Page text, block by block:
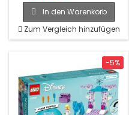
In den Warenkorb
Zum Vergleich hinzufügen
-5%